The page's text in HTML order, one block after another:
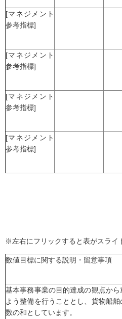
[マネジメント
参考指標]
[マネジメント
参考指標]
[マネジメント
参考指標]
[マネジメント
参考指標]
※左右にフリックすると表がスライ
数値目標に関する説明・留意事項
基本事務事業の目的達成の観点か
よう整備を行うこととし、貨物船
数の和としています。